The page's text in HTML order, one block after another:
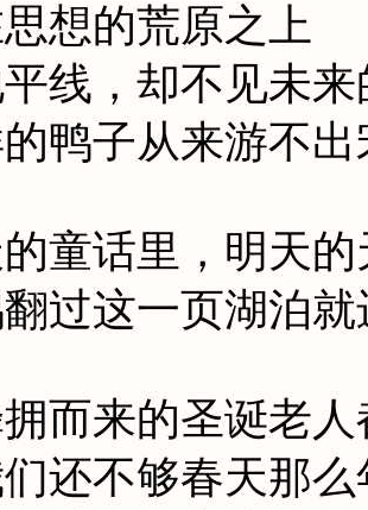
想的荒原之上
线，却不见未
鸭子从来游不
童话里，明天
过这一页湖泊
而来的圣诞老
还不够春天那么